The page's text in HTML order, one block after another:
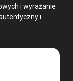
i wyrażanie
i